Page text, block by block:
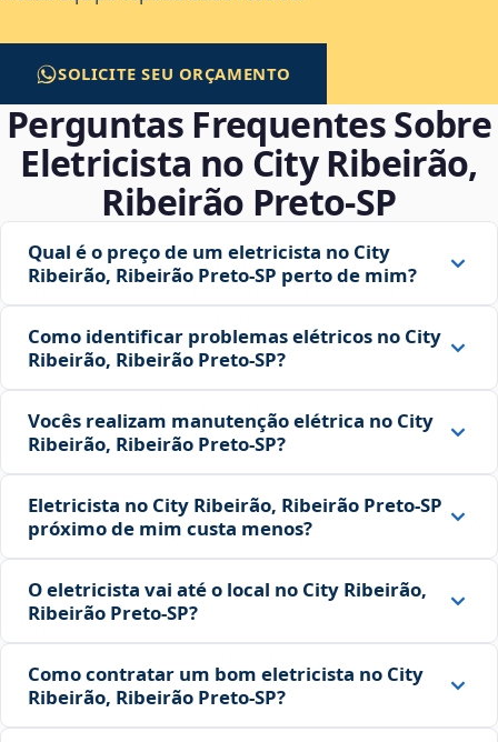
SOLICITE SEU ORÇAMENTO
Perguntas Frequentes Sobre
Eletricista no City Ribeirão,
Ribeirão Preto‑SP
Qual é o preço de um eletricista no City
Ribeirão, Ribeirão Preto‑SP perto de mim?
Como identificar problemas elétricos no City
Ribeirão, Ribeirão Preto‑SP?
Vocês realizam manutenção elétrica no City
Ribeirão, Ribeirão Preto‑SP?
Eletricista no City Ribeirão, Ribeirão Preto‑SP
próximo de mim custa menos?
O eletricista vai até o local no City Ribeirão,
Ribeirão Preto‑SP?
Como contratar um bom eletricista no City
Ribeirão, Ribeirão Preto‑SP?